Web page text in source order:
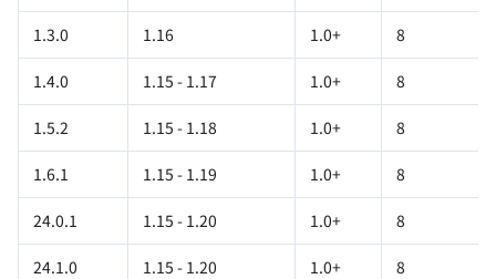
1.3.0 1.16 1.0+ 8
1.4.0 1.15 - 1.17 1.0+ 8
1.5.2 1.15 - 1.18 1.0+ 8
1.6.1 1.15 - 1.19 1.0+ 8
24.0.1 1.15 - 1.20 1.0+ 8
24.1.0 1.15 - 1.20 1.0+ 8